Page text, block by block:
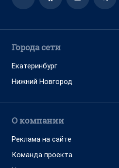
Города сети
Екатеринбург
Нижний Новгород
О компании
Реклама на сайте
Команда проекта